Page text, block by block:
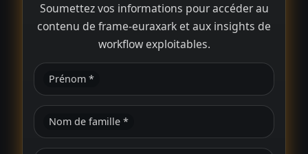
Soumettez vos informations pour accéder au
contenu de frame-euraxark et aux insights de
workflow exploitables.
Prénom *
Nom de famille *